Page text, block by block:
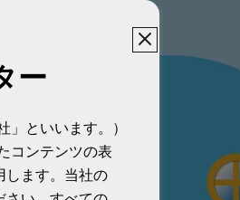
ー
といいます。）
コンテンツの表
ます。当社の